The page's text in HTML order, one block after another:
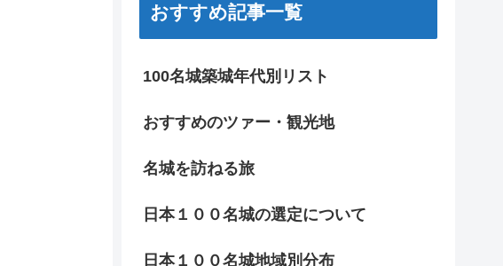
おすすめ記事一覧
100名城築城年代別リスト
おすすめのツァー・観光地
名城を訪ねる旅
日本１００名城の選定について
日本１００名城地域別分布